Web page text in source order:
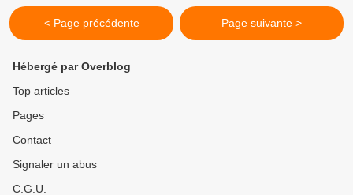
< Page précédente Page suivante >
Hébergé par Overblog
Top articles
Pages
Contact
Signaler un abus
C.G.U.